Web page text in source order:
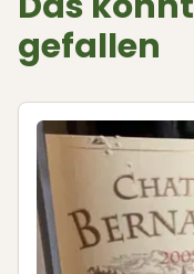
gefallen